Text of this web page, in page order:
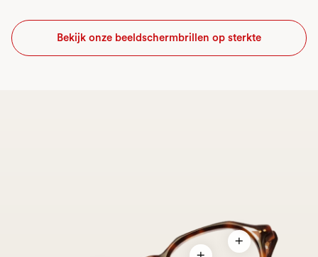
Bekijk onze beeldschermbrillen op sterkte